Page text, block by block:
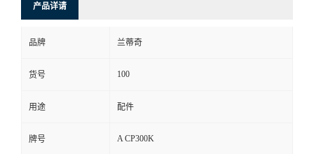
产品详请
品牌 兰蒂奇
货号 100
用途 配件
牌号 A CP300K